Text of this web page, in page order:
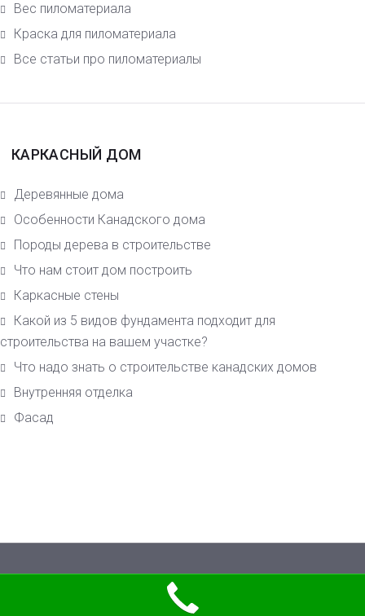
Вес пиломатериала
Краска для пиломатериала
Все статьи про пиломатериалы
КАРКАСНЫЙ ДОМ
Деревянные дома
Особенности Канадского дома
Породы дерева в строительстве
Что нам стоит дом построить
Каркасные стены
Какой из 5 видов фундамента подходит для
строительства на вашем участке?
Что надо знать о строительстве канадских домов
Внутренняя отделка
Фасад
© 2026 Пиломатериалы европейского качества по лучшим украинским
ценам в Киеве. All Rights Reserved.